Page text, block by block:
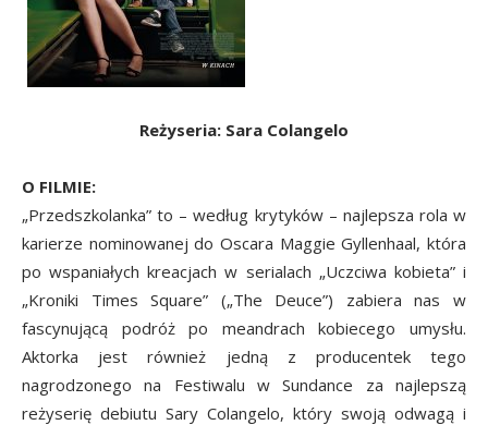
Reżyseria: Sara Colangelo
O FILMIE:
„Przedszkolanka” to – według krytyków – najlepsza rola w
karierze nominowanej do Oscara Maggie Gyllenhaal, która
po wspaniałych kreacjach w serialach „Uczciwa kobieta” i
„Kroniki Times Square” („The Deuce”) zabiera nas w
fascynującą podróż po meandrach kobiecego umysłu.
Aktorka jest również jedną z producentek tego
nagrodzonego na Festiwalu w Sundance za najlepszą
reżyserię debiutu Sary Colangelo, który swoją odwagą i